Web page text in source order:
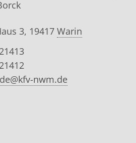
3, 19417 Warin
nwm.de